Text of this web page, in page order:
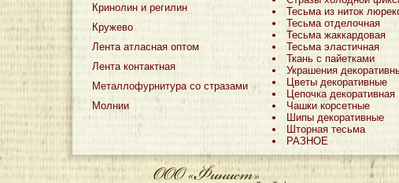
Кринолин и регилин
Кружево
Лента атласная оптом
Лента контактная
Металлофурнитура со стразами
Молнии
Тесьма из ниток
Тесьма отделочная
Тесьма жаккардовая
Тесьма эластичная
Ткань с пайетками
Украшения
Цветы декоративные
Цепочка декоративная
Чашки корсетные
Шипы декоративные
Шторная тесьма
РАЗНОЕ